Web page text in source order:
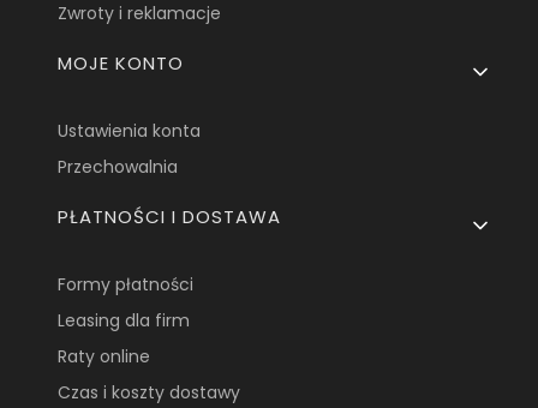
Zwroty i reklamacje
MOJE KONTO
Ustawienia konta
Przechowalnia
PŁATNOŚCI I DOSTAWA
Formy płatności
Leasing dla firm
Raty online
Czas i koszty dostawy